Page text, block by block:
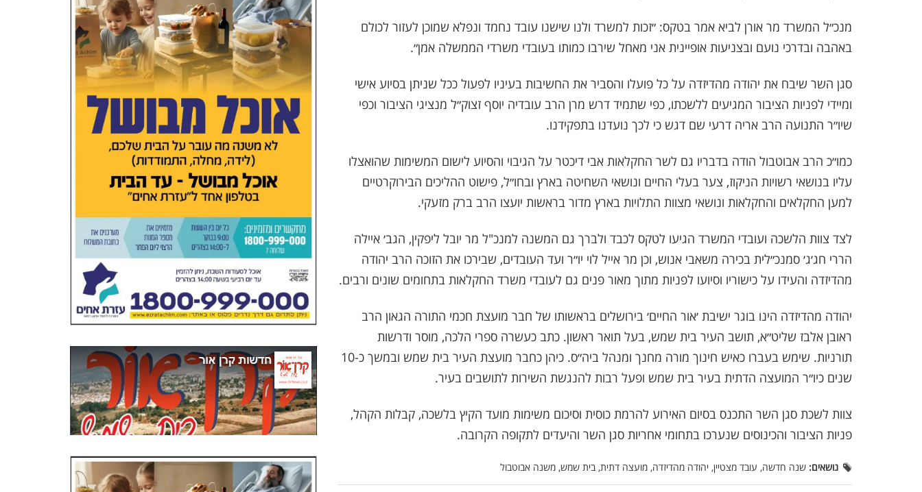
מנכ״ל המשרד מר אורן לביא אמר בטקס: ״זכות למשרד ולנו שישנו עובד נחמד ונפלא שמוכן לעזור לכולם
באהבה ובדרכי נועם ובצניעות אופיינית אני מאחל שירבו כמותו בעובדי משרדי הממשלה אמן״.
סגן השר שיבח את יהודה מהדיזדה על כל פועלו והסביר את החשיבות בעיניו לפעול ככל שניתן בסיוע אישי
ומיידי לפניות הציבור המגיעים ללשכתו, כפי שתמיד דרש מרן הרב עובדיה יוסף זצוק״ל מנציגי הציבור וכפי
שיו״ר התנועה הרב אריה דרעי שם דגש כי לכך נועדנו בתפקידנו.
כמו״כ הרב אבוטבול הודה בדבריו גם לשר החקלאות אבי דיכטר על הגיבוי והסיוע לישום המשימות שהואצלו
עליו בנושאי רשויות הניקוז, צער בעלי החיים ונושאי השחיטה בארץ ובחו״ל, פישוט ההליכים הבירוקרטיים
למען החקלאים והחקלאות ונושאי מצוות התלויות בארץ מדור בראשות יועצו הרב ברק מזעקי.
לצד צוות הלשכה ועובדי המשרד הגיעו לטקס לכבד ולברך גם המשנה למנכ"ל מר יובל ליפקין, הגב׳ איילה
הררי חג׳ג׳ סמנכ״לית בכירה משאבי אנוש, וכן מר אייל לוי יו״ר ועד העובדים, שבירכו את הזוכה הרב יהודה
מהדיזדה והעידו על כישוריו וסיועו לפניות מתוך מאור פנים גם לעובדי משרד החקלאות בתחומים שונים ורבים.
יהודה מהדיזדה הינו בוגר ישיבת ׳אור החיים׳ בירושלים בראשותו של חבר מועצת חכמי התורה הגאון הרב
ראובן אלבז שליט״א, תושב העיר בית שמש, בעל תואר ראשון. כתב כעשרה ספרי הלכה, מוסר ודרשות
תורניות. שימש בעברו כאיש חינוך מורה מחנך ומנהל ביה״ס. כיהן כחבר מועצת העיר בית שמש ובמשך כ-10
שנים כיו״ר המועצה הדתית בעיר בית שמש ופעל רבות להנגשת השירות לתושבים בעיר.
צוות לשכת סגן השר התכנס בסיום האירוע להרמת כוסית וסיכום משימות מועד הקיץ בלשכה, קבלות הקהל,
פניות הציבור והכינוסים שנערכו בתחומי אחריות סגן השר והיעדים לתקופה הקרובה.
נושאים: שנה חדשה, עובד מצטיין, יהודה מהדיזדה, מועצה דתית, בית שמש, משנה אבוטבול